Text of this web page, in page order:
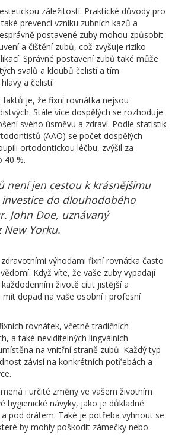
záležitostí. Praktické důvody pro
prevenci vzniku zubních kazů a
postavené zuby mohou způsobit
a čištění zubů, což zvyšuje riziko
Správné postavení zubů také může
svalů a kloubů čelistí a tím
a čelistí.
faktů je, že fixní rovnátka nejsou
Stále více dospělých se rozhoduje
svého úsměvu a zdraví. Podle statistik
(AAO) se počet dospělých
ortodontickou léčbu, zvýšil za
40 %.
není jen cestou k krásnějšímu
do dlouhodobého
John Doe, uznávaný
Yorku.
výhodami fixní rovnátka často
Když víte, že vaše zuby vypadají
životě cítit jistější a
dopad na vaše osobní i profesní
rovnátek, včetně tradičních
a také neviditelných lingválních
na vnitřní straně zubů. Každý typ
závisí na konkrétních potřebách a
i určité změny ve vašem životním
hygienické návyky, jako je důkladné
pod drátem. Také je potřeba vyhnout se
by mohly poškodit zámečky nebo